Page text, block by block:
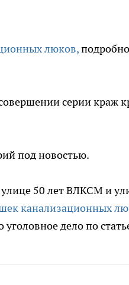
люков,
серии краж
под новостью.
50 лет ВЛКСМ и
канализационных
дело по